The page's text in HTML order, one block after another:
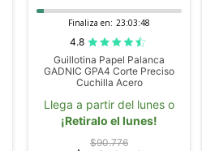
Finaliza en: 23:03:45
4.8
Guillotina Papel Palanca
GADNIC GPA4 Corte Preciso
Cuchilla Acero
Llega a partir del lunes o
¡Retiralo el lunes!
$90.776